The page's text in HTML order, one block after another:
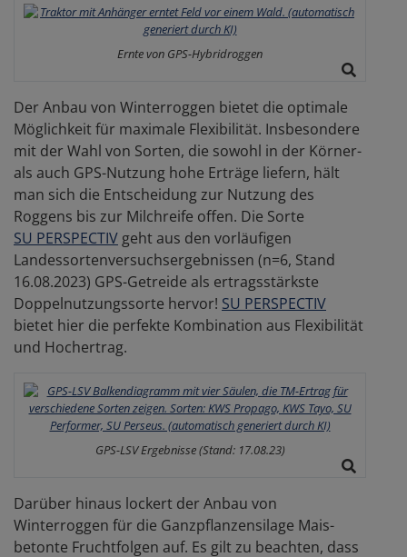
Ernte von GPS-Hybridroggen
Der Anbau von Winterroggen bietet die optimale
Möglichkeit für maximale Flexibilität. Insbesondere
mit der Wahl von Sorten, die sowohl in der Körner-
als auch GPS-Nutzung hohe Erträge liefern, hält
man sich die Entscheidung zur Nutzung des
Roggens bis zur Milchreife offen. Die Sorte
SU PERSPECTIV geht aus den vorläufigen
Landessortenversuchsergebnissen (n=6, Stand
16.08.2023) GPS-Getreide als ertragsstärkste
Doppelnutzungssorte hervor! SU PERSPECTIV
bietet hier die perfekte Kombination aus Flexibilität
und Hochertrag.
GPS-LSV Ergebnisse (Stand: 17.08.23)
Darüber hinaus lockert der Anbau von
Winterroggen für die Ganzpflanzensilage Mais-
betonte Fruchtfolgen auf. Es gilt zu beachten, dass